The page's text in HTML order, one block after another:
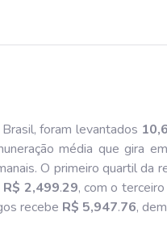
foram levantados
média que gira
O primeiro quartil da
R$ 2,499.29, com o
recebe R$ 5,947.76,